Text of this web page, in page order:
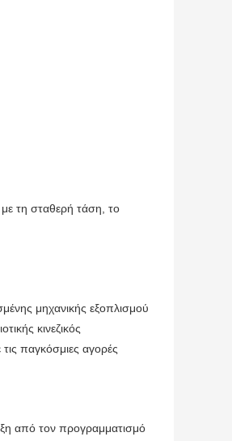
τη σταθερή τάση, το
μηχανικής εξοπλισμού
κινεζικός
παγκόσμιες αγορές
από τον προγραμματισμό